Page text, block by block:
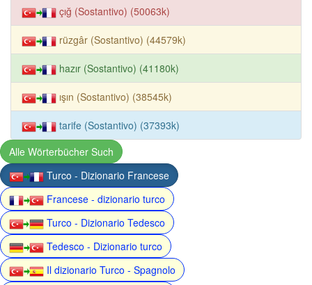
çığ (Sostantivo) (50063k)
rüzgâr (Sostantivo) (44579k)
hazır (Sostantivo) (41180k)
ışın (Sostantivo) (38545k)
tarife (Sostantivo) (37393k)
Alle Wörterbücher Such
Turco - Dizionario Francese
Francese - dizionario turco
Turco - Dizionario Tedesco
Tedesco - Dizionario turco
Il dizionario Turco - Spagnolo